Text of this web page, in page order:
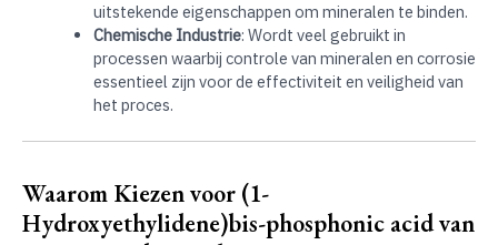
uitstekende eigenschappen om mineralen te binden.
Chemische Industrie: Wordt veel gebruikt in
processen waarbij controle van mineralen en corrosie
essentieel zijn voor de effectiviteit en veiligheid van
het proces.
Waarom Kiezen voor (1-
Hydroxyethylidene)bis-phosphonic acid van